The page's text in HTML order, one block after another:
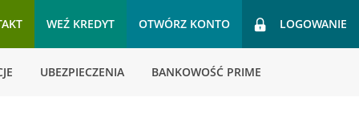
WEŹ KREDYT OTWÓRZ KONTO LOGOWANIE
UBEZPIECZENIA BANKOWOŚĆ PRIME